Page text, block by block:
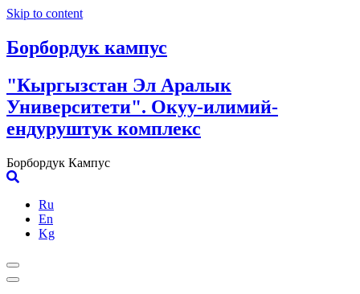
Skip to content
Борбордук кампус
"Кыргызстан Эл Аралык
Университети". Окуу-илимий-
ендуруштук комплекс
Борбордук Кампус
Ru
En
Kg